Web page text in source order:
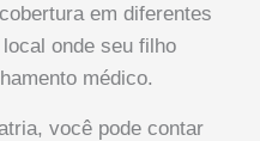
em diferentes
onde seu filho
médico.
você pode contar